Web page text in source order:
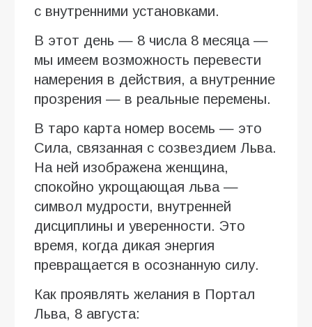
с внутренними установками.
В этот день — 8 числа 8 месяца —
мы имеем возможность перевести
намерения в действия, а внутренние
прозрения — в реальные перемены.
В таро карта номер восемь — это
Сила, связанная с созвездием Льва.
На ней изображена женщина,
спокойно укрощающая льва —
символ мудрости, внутренней
дисциплины и уверенности. Это
время, когда дикая энергия
превращается в осознанную силу.
Как проявлять желания в Портал
Льва, 8 августа: